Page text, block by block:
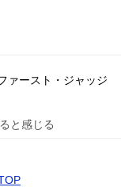
ァースト・ジャッジ
と感じる